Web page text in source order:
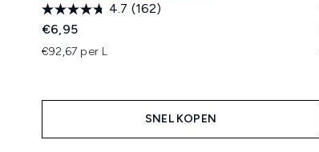
4.7 (162)
€6,95
€92,67 per L
SNEL KOPEN